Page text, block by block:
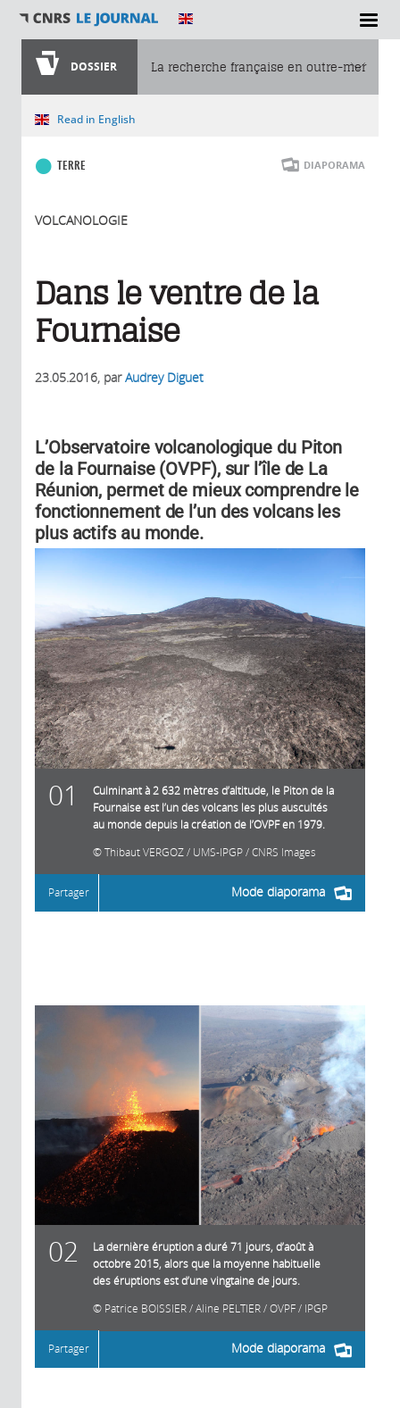
DOSSIER La recherche française en outre-mer
Vous êtes ici
Read in English
DIAPORAMA
TERRE
VOLCANOLOGIE
Dans le ventre de la
Fournaise
23.05.2016, parAudrey Diguet
L’Observatoire volcanologique du Piton
de la Fournaise (OVPF), sur l’île de La
Réunion, permet de mieux comprendre le
fonctionnement de l’un des volcans les
plus actifs au monde.
01
Culminant à 2 632 mètres d’altitude, le Piton de la
Fournaise est l’un des volcans les plus auscultés
au monde depuis la création de l’OVPF en 1979.
Thibaut VERGOZ / UMS-IPGP / CNRS Images
Mode diaporama
Partager
02
La dernière éruption a duré 71 jours, d’août à
octobre 2015, alors que la moyenne habituelle
des éruptions est d’une vingtaine de jours.
Patrice BOISSIER / Aline PELTIER / OVPF / IPGP
Mode diaporama
Partager